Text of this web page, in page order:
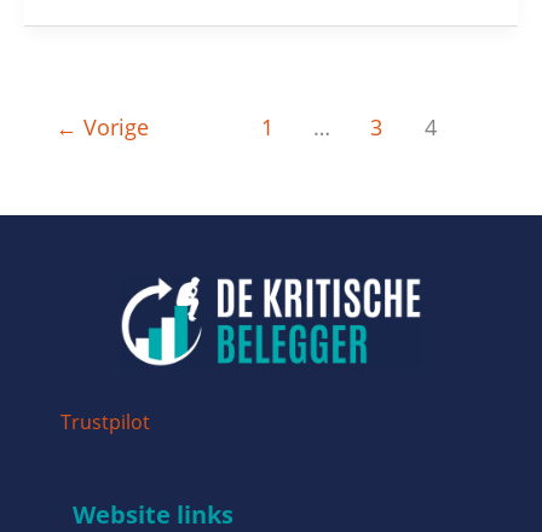
← Vorige 1 … 3 4
Trustpilot
Website links